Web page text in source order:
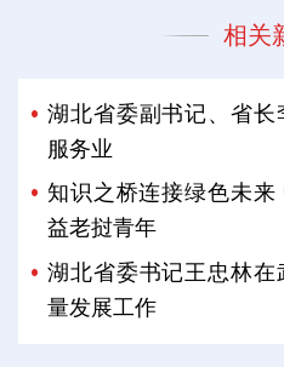
相关
湖北省委副书记、省
服务业
知识之桥连接绿色未来
益老挝青年
湖北省委书记王忠林
量发展工作